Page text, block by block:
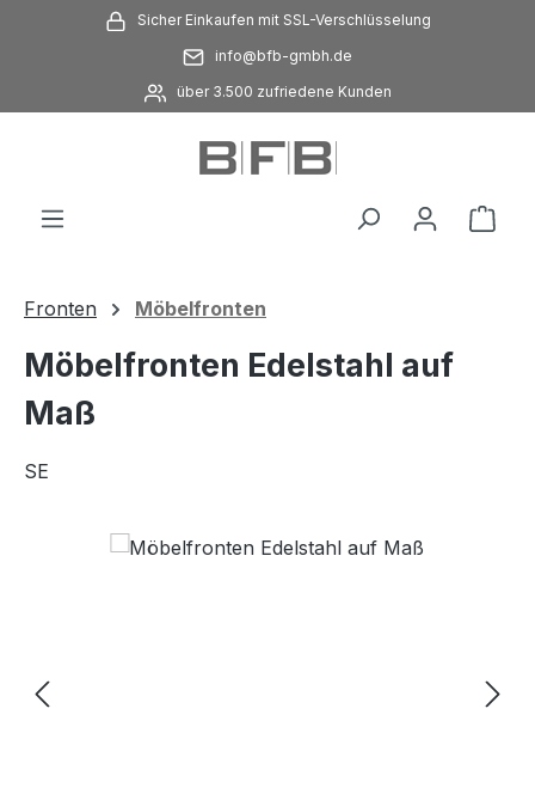
Zum Hauptinhalt springenSicher Einkaufen mit SSL-Verschlüsselung
info@bfb-gmbh.de
über 3.500 zufriedene Kunden
Fronten Möbelfronten
Möbelfronten Edelstahl auf
Maß
SE